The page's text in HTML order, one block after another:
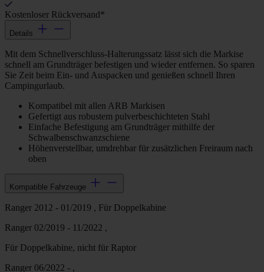
Kostenloser Rückversand*
Details
Mit dem Schnellverschluss-Halterungssatz lässt sich die Markise
schnell am Grundträger befestigen und wieder entfernen. So sparen
Sie Zeit beim Ein- und Auspacken und genießen schnell Ihren
Campingurlaub.
Kompatibel mit allen ARB Markisen
Gefertigt aus robustem pulverbeschichteten Stahl
Einfache Befestigung am Grundträger mithilfe der
Schwalbenschwanzschiene
Höhenverstellbar, umdrehbar für zusätzlichen Freiraum nach
oben
Kompatible Fahrzeuge
Ranger 2012 - 01/2019 , Für Doppelkabine
Ranger 02/2019 - 11/2022 ,
Für Doppelkabine, nicht für Raptor
Ranger 06/2022 - ,